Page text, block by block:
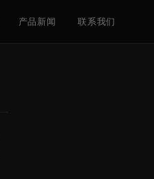
产品新闻 联系我们